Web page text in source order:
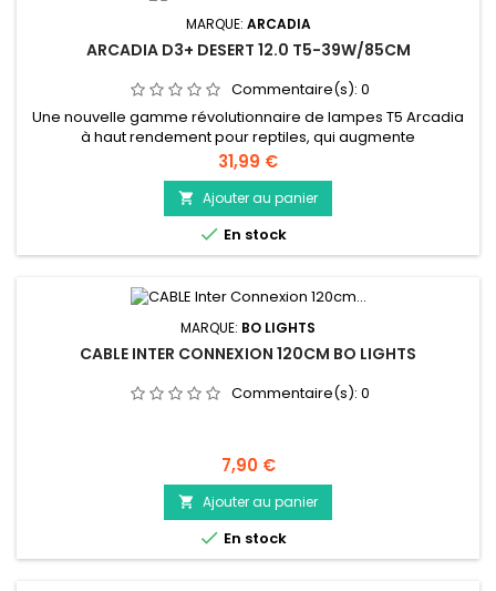
MARQUE: ARCADIA
ARCADIA D3+ DESERT 12.0 T5-39W/85CM
Commentaire(s): 0
Une nouvelle gamme révolutionnaire de lampes T5 Arcadia
à haut rendement pour reptiles, qui augmente
considérablement la lumière visible et le rayonnement
ultraviolet par rapport aux lampes T8
Prix
31,99 €
 Ajouter au panier
 En stock
MARQUE: BO LIGHTS
CABLE INTER CONNEXION 120CM BO LIGHTS
Commentaire(s): 0
Prix
7,90 €
 Ajouter au panier
 En stock